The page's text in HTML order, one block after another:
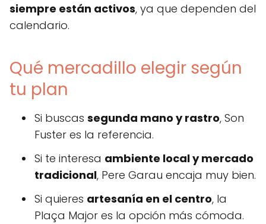
siempre están activos, ya que dependen del
calendario.
Qué mercadillo elegir según
tu plan
Si buscas segunda mano y rastro, Son
Fuster es la referencia.
Si te interesa ambiente local y mercado
tradicional, Pere Garau encaja muy bien.
Si quieres artesanía en el centro, la
Plaça Major es la opción más cómoda.